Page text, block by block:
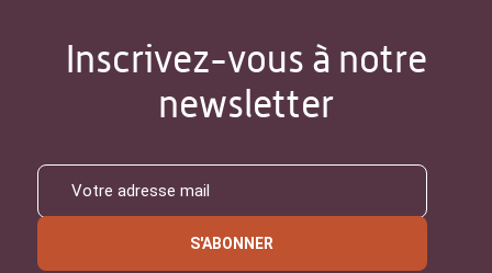
Inscrivez-vous à notre
newsletter
S'ABONNER